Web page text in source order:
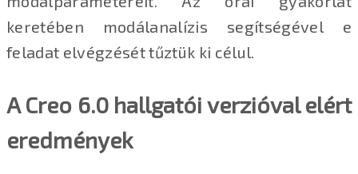
keretében modálanalízis segítségével e
feladat elvégzését tűztük ki célul.
A Creo 6.0 hallgatói verzióval elért
eredmények